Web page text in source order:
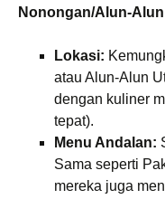
Nonongan/Alun-
Lokasi:
atau Alun-Alun
dengan kuliner
tepat).
Menu Andalan:
Sama seperti
mereka juga